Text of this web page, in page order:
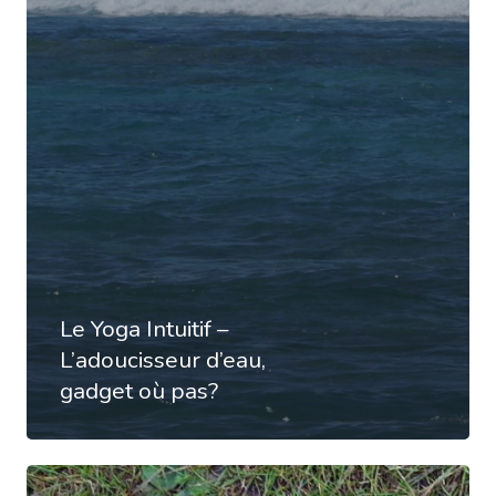
Le Yoga Intuitif –
L’adoucisseur d’eau,
gadget où pas?
VIDÉOS
PODCAST